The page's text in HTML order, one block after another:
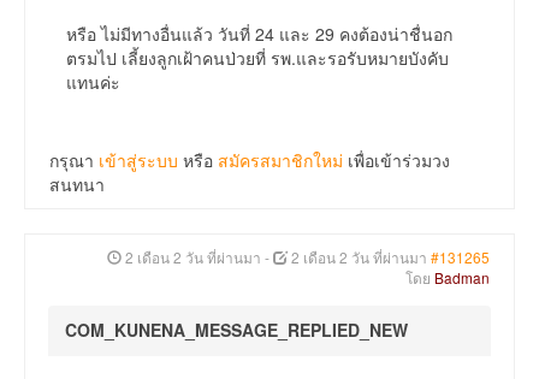
หรือ ไม่มีทางอื่นแล้ว วันที่ 24 และ 29 คงต้องน่าชื่นอก
ตรมไป เลี้ยงลูกเฝ้าคนป่วยที่ รพ.และรอรับหมายบังคับ
แทนค่ะ
กรุณา เข้าสู่ระบบ หรือ สมัครสมาชิกใหม่ เพื่อเข้าร่วมวง
สนทนา
2 เดือน 2 วัน ที่ผ่านมา - 2 เดือน 2 วัน ที่ผ่านมา #131265
โดย Badman
COM_KUNENA_MESSAGE_REPLIED_NEW